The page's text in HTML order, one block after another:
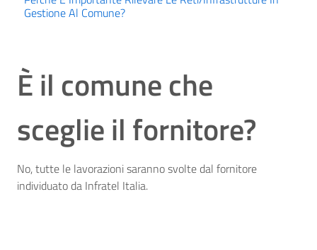
Gestione Al Comune?
È il comune che
sceglie il fornitore?
No, tutte le lavorazioni saranno svolte dal fornitore
individuato da Infratel Italia.